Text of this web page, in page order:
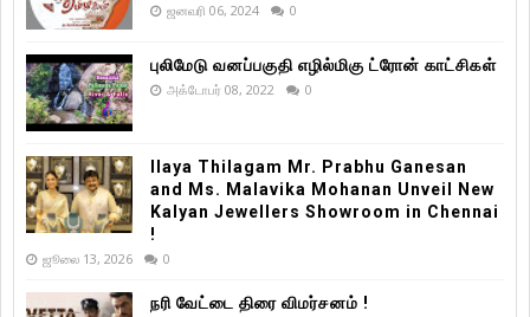
ஜனவரி 06, 2024 0
புலிமேடு வனப்பகுதி எழில்மிகு ட்ரோன் காட்சிகள்
அக்டோபர் 08, 2022 0
Ilaya Thilagam Mr. Prabhu Ganesan
and Ms. Malavika Mohanan Unveil New
Kalyan Jewellers Showroom in Chennai
!
ஜூலை 13, 2026 0
நரி வேட்டை திரை விமர்சனம் !